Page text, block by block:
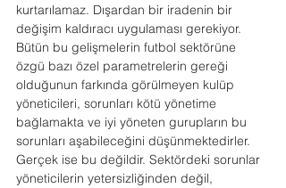
kurtarılamaz. Dışardan bir iradenin bir
değişim kaldıracı uygulaması gerekiyor.
Bütün bu gelişmelerin futbol sektörüne
özgü bazı özel parametrelerin gereği
olduğunun farkında görülmeyen kulüp
yöneticileri, sorunları kötü yönetime
bağlamakta ve iyi yöneten gurupların bu
sorunları aşabileceğini düşünmektedirler.
Gerçek ise bu değildir. Sektördeki sorunlar
yöneticilerin yetersizliğinden değil,